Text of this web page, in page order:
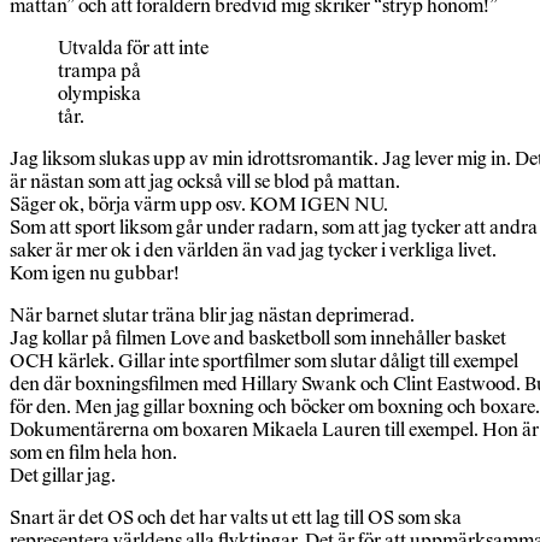
mattan” och att föräldern bredvid mig skriker “stryp honom!”
Utvalda för att inte
trampa på
olympiska
tår.
Jag liksom slukas upp av min idrottsromantik. Jag lever mig in.
är nästan som att jag också vill se blod på mattan.
Säger ok, börja värm upp osv. KOM IGEN NU.
Som att sport liksom går under radarn, som att jag tycker att andra
saker är mer ok i den världen än vad jag tycker i verkliga livet.
Kom igen nu gubbar!
När barnet slutar träna blir jag nästan deprimerad.
Jag kollar på filmen Love and basketboll som innehåller basket
OCH kärlek. Gillar inte sportfilmer som slutar dåligt till exempel
den där boxningsfilmen med Hillary Swank och Clint Eastwood.
för den. Men jag gillar boxning och böcker om boxning och boxare.
Dokumentärerna om boxaren Mikaela Lauren till exempel. Hon är
som en film hela hon.
Det gillar jag.
Snart är det OS och det har valts ut ett lag till OS som ska